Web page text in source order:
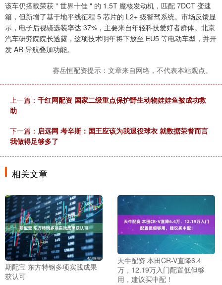
该车仍搭载荣获 " 世界十佳 " 的 1.5T 魔核发动机，匹配 7DCT 变速
箱，但新增了基于地平线征程 5 芯片的 L2+ 级智驾系统。市场反馈显
示，电子后视镜选装率达 37%，主要来自年轻科技爱好者群体。北京
汽车研究院院长透露，这项技术明年将下放至 EU5 等电动车型，并开
发 AR 导航叠加功能。
赛岳恒配资提示：文章来自网络，不代表本站观点。
上一篇： 千红网配资 国家二级重点保护野生动物娃娃鱼被成功救
助
下一篇： 启远网 考辛斯：国王应该为我退役球衣 就数据荣誉而言
我做得足够多了
相关文章
期配宝 东方特钢多项实践成果
获认可
天牛配资 本田CR-V直降6.4
万，12.19万入门配置低但够
用，建议买中配！